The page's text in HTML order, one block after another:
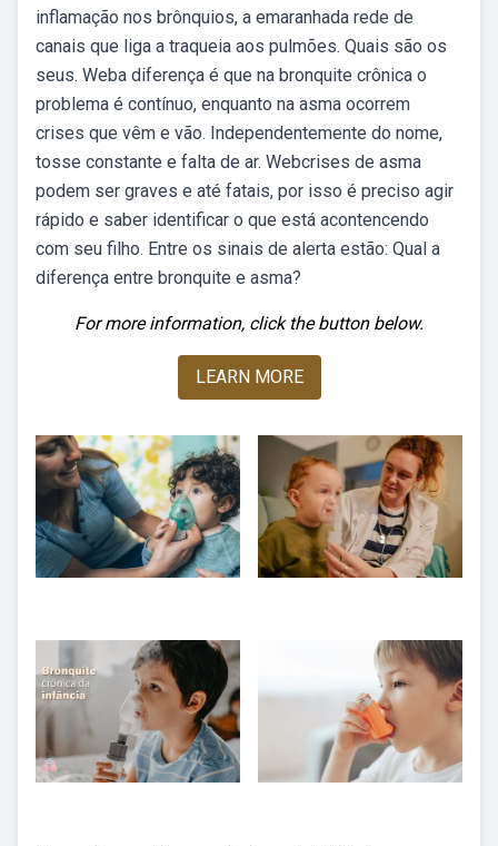
inflamação nos brônquios, a emaranhada rede de
canais que liga a traqueia aos pulmões. Quais são os
seus. Weba diferença é que na bronquite crônica o
problema é contínuo, enquanto na asma ocorrem
crises que vêm e vão. Independentemente do nome,
tosse constante e falta de ar. Webcrises de asma
podem ser graves e até fatais, por isso é preciso agir
rápido e saber identificar o que está acontencendo
com seu filho. Entre os sinais de alerta estão: Qual a
diferença entre bronquite e asma?
For more information, click the button below.
LEARN MORE